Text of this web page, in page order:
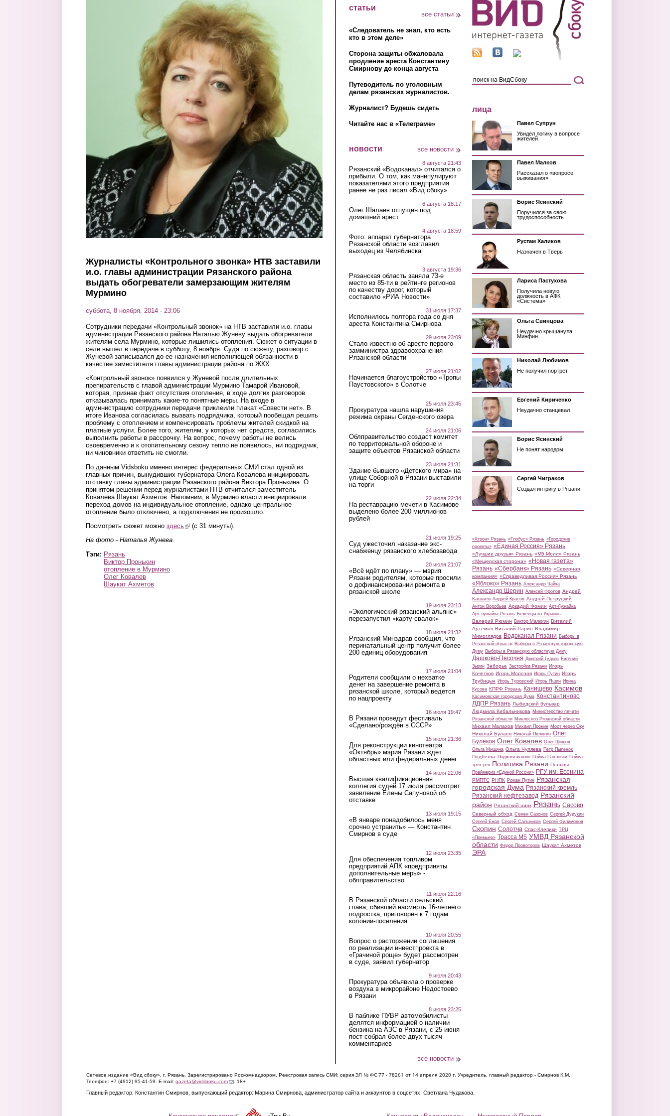
Журналисты «Контрольного звонка» НТВ заставили
и.о. главы администрации Рязанского района
выдать обогреватели замерзающим жителям
Мурмино
суббота, 8 ноября, 2014 - 23:06
Сотрудники передачи «Контрольный звонок» на НТВ заставили и.о. главы
администрации Рязанского района Наталью Жуневу выдать обогреватели
жителям села Мурмино, которые лишились отопления. Сюжет о ситуации в
селе вышел в передаче в субботу, 8 ноября. Судя по сюжету, разговор с
Жуневой записывался до ее назначения исполняющей обязанности в
качестве заместителя главы администрации района по ЖКХ.
«Контрольный звонок» появился у Жуневой после длительных
препирательств с главой администрации Мурмино Тамарой Ивановой,
которая, признав факт отсутствия отопления, в ходе долгих разговоров
отказывалась принимать какие-то понятные меры. На входе в
администрацию сотрудники передачи приклеили плакат «Совести нет». В
итоге Иванова согласилась вызвать подрядчика, который пообещал решить
проблему с отоплением и компенсировать проблемы жителей скидкой на
платные услуги. Более того, жителям, у которых нет средств, согласились
выполнить работы в рассрочку. На вопрос, почему работы не велись
своевременно и к отопительному сезону тепло не появилось, ни подрядчик,
ни чиновники ответить не смогли.
По данным Vidsboku именно интерес федеральных СМИ стал одной из
главных причин, вынудивших губернатора Олега Ковалева инициировать
отставку главы администрации Рязанского района Виктора Пронькина. О
принятом решении перед журналистами НТВ отчитался заместитель
Ковалева Шаукат Ахметов. Напомним, в Мурмино власти инициировали
переход домов на индивидуальное отопление, однако центральное
отопление было отключено, а подключения не произошло.
Посмотреть сюжет можно здесь(link is external)
(с 31 минуты).
На фото - Наталья Жунева.
Тэги: Рязань
Виктор Пронькин
отопление в Мурмино
Олег Ковалев
Шаукат Ахметов
статьи
все статьи
«Следователь не знал, кто есть
кто в этом деле»
Сторона защиты обжаловала
продление ареста Константину
Смирнову до конца августа
Путеводитель по уголовным
делам рязанских журналистов.
Журналист? Будешь сидеть
Читайте нас в «Телеграме»
новости все новости
8 августа 21:43
Рязанский «Водоканал» отчитался о
прибыли. О том, как манипулируют
показателями этого предприятия
ранее не раз писал «Вид сбоку»
6 августа 18:17
Олег Шалаев отпущен под
домашний арест
4 августа 18:59
Фото: аппарат губернатора
Рязанской области возглавил
выходец из Челябинска
3 августа 19:36
Рязанская область заняла 73-е
место из 85-ти в рейтинге регионов
по качеству дорог, который
составило «РИА Новости»
31 июля 17:37
Исполнилось полтора года со дня
ареста Константина Смирнова
29 июля 23:09
Стало известно об аресте первого
замминистра здравоохранения
Рязанской области
27 июля 21:02
Начинается благоустройство «Тропы
Паустовского» в Солотче
25 июля 23:45
Прокуратура нашла нарушения
режима охраны Сегденского озера
24 июля 21:06
Облправительство создаст комитет
по территориальной обороне и
защите объектов Рязанской области
23 июля 21:31
Здание бывшего «Детского мира» на
улице Соборной в Рязани выставили
на торги
22 июля 22:34
На реставрацию мечети в Касимове
выделено более 200 миллионов
рублей
21 июля 19:25
Суд ужесточил наказание экс-
снабженцу рязанского хлебозавода
20 июля 21:07
«Всё идёт по плану» — мэрия
Рязани родителям, которые просили
о дофинансировании ремонта в
рязанской школе
19 июля 23:13
«Экологический рязанский альянс»
перезапустил «карту свалок»
18 июля 21:32
Рязанский Минздрав сообщил, что
перинатальный центр получит более
200 единиц оборудования
17 июля 21:04
Родители сообщили о нехватке
денег на завершение ремонта в
рязанской школе, который ведется
по нацпроекту
16 июля 19:47
В Рязани проведут фестиваль
«Сделано/рождён в СССР»
15 июля 21:36
Для реконструкции кинотеатра
«Октябрь» мэрия Рязани ждет
областных или федеральных денег
14 июля 22:06
Высшая квалификационная
коллегия судей 17 июля рассмотрит
заявление Елены Сапуновой об
отставке
13 июля 19:15
«В январе понадобилось меня
срочно устранить» — Константин
Смирнов в суде
12 июля 23:35
Для обеспечения топливом
предприятий АПК «предприняты
дополнительные меры» -
облправительство
11 июля 22:16
В Рязанской области сельский
глава, сбивший насмерть 16-летнего
подростка, приговорен к 7 годам
колонии-поселения
10 июля 20:55
Вопрос о расторжении соглашения
по реализации инвестпроекта в
«Грачиной роще» будет рассмотрен
в суде, заявил губернатор
9 июля 20:43
Прокуратура объявила о проверке
воздуха в микрорайоне Недостоево
в Рязани
8 июля 23:25
В паблике ПУВР автомобилисты
делятся информацией о наличии
бензина на АЗС в Рязани, с 25 июня
пост собрал более двух тысяч
комментариев
все новости
лица
Павел Супрун
Увидел логику в вопросе
жителей
Павел Малков
Рассказал о «вопросе
выживания»
Борис Ясинский
Поручился за свою
трудоспособность
Рустам Халиков
Назначен в Тверь
Лариса Пастухова
Получила новую
должность в АФК
«Система»
Ольга Свинцова
Неудачно крышанула
Минфин
Николай Любимов
Не получил портрет
Евгений Кириченко
Неудачно станцевал
Борис Ясинский
Не понят народом
Сергей Чиграков
Создал интригу в Рязани
«Атрон» Рязань «Глобус» Рязань «Городские
проекты» «Единая Россия» Рязань
«Лучшие друзья» Рязань «М5 Молл» Рязань
«Мещерская сторона» «Новая газета»
Рязань «Сбербанк» Рязань «Северная
компания» «Справедливая Россия» Рязань
«Яблоко» Рязань Александр Чайка
Александр Шерин Алексей Фролов Андрей
Кашаев Андрей Красов Андрей Петруцкий
Антон Воробьев Аркадий Фомин Арт-Лужайка
Арт-лужайка Рязань Беженцы из Украины
Валерий Рюмин Виктор Малюгин Виталий
Артемов Виталий Ларин Владимир
Мимоглядов Водоканал Рязани Выборы в
Рязанской области Выборы в Рязанскую городскую
Думу Выборы в Рязанскую областную Думу
Дашково-Песочня Дмитрий Гудков Евгений
Зызин Заборье Застройка Рязани Игорь
Кочетков Игорь Морозов Игорь Путин Игорь
Трубицын Игорь Туровский Игорь Яшин Ирина
Кусова КПРФ Рязань Канищево Касимов
Касимовская городская Дума Константиново
ЛДПР Рязань Лыбедский бульвар
Людмила Кибальникова Министерство печати
Рязанской области Минлесхоз Рязанской области
Михаил Малахов Михаил Пронин Мост через Оку
Николай Булаев Николай Пилюгин Олег
Булеков Олег Ковалев Олег Шишов
Ольга Мишина Ольга Чуляева Петр Пыленок
Подбелка Поджоги машин Пойма Павловки Пойма
трех рек Политика Рязани Поляны
Праймериз «Единой России» РГУ им. Есенина
РМПТС РНПК Роман Путин Рязанская
городская Дума Рязанский кремль
Рязанский нефтезавод Рязанский
район Рязанский цирк Рязань Сасово
Северный обход Семен Сазонов Сергей Дудукин
Сергей Ежов Сергей Сальников Сергей Филимонов
Скопин Солотча Спас-Клепики ТРЦ
«Премьер» Трасса М5 УМВД Рязанской
области Федор Провоторов Шаукат Ахметов
ЭРА
Сетевое издание «Вид сбоку», г. Рязань. Зарегистрировано Роскомнадзором. Реестровая запись СМИ: серия ЭЛ № ФС 77 - 78261 от 14 апреля 2020 г. Учредитель, главный редактор - Смирнов К.М.
Телефон: +7 (4912) 95-41-59. E-mail: gazeta@vidsboku.com(link sends e-mail)
. 18+
Главный редактор: Константин Смирнов, выпускающий редактор: Марина Смирнова, администратор сайта и аккаунтов в соцсетях: Светлана Чудакова.